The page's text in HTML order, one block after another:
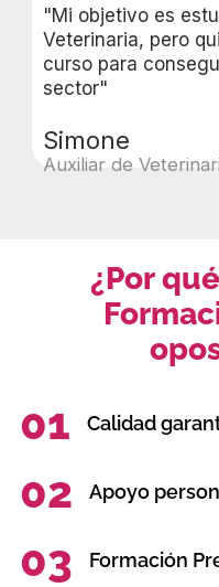
"Mi objetivo es
Veterinaria, pero
curso para
sector"
Simone
Auxiliar de
¿Por
01 Calidad
02 Apoyo
03 Formación